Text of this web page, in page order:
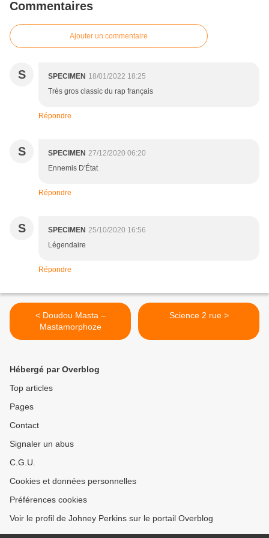
Commentaires
Ajouter un commentaire
S SPECIMEN 18/01/2022 18:25
Très gros classic du rap français
Répondre
S SPECIMEN 27/12/2020 06:20
Ennemis D'État
Répondre
S SPECIMEN 25/10/2020 16:56
Légendaire
Répondre
< Doudou Masta –
Mastamorphoze
Science 2 rue >
Hébergé par Overblog
Top articles
Pages
Contact
Signaler un abus
C.G.U.
Cookies et données personnelles
Préférences cookies
Voir le profil de Johney Perkins sur le portail Overblog